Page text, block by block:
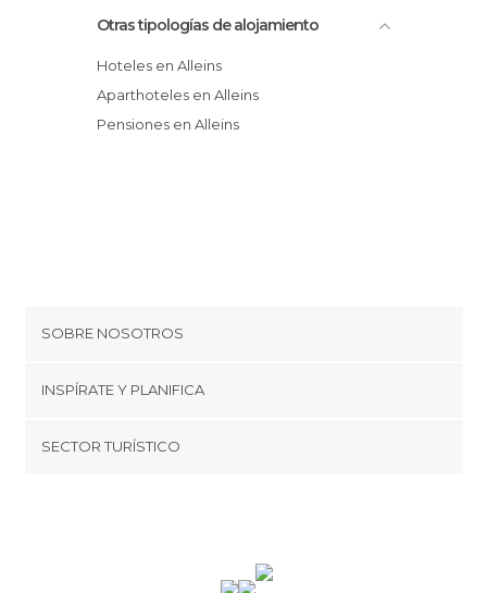
Otras tipologías de alojamiento
Hoteles en Alleins
Aparthoteles en Alleins
Pensiones en Alleins
SOBRE NOSOTROS
Cookies
Términos y condiciones
INSPÍRATE Y PLANIFICA
SECTOR TURÍSTICO